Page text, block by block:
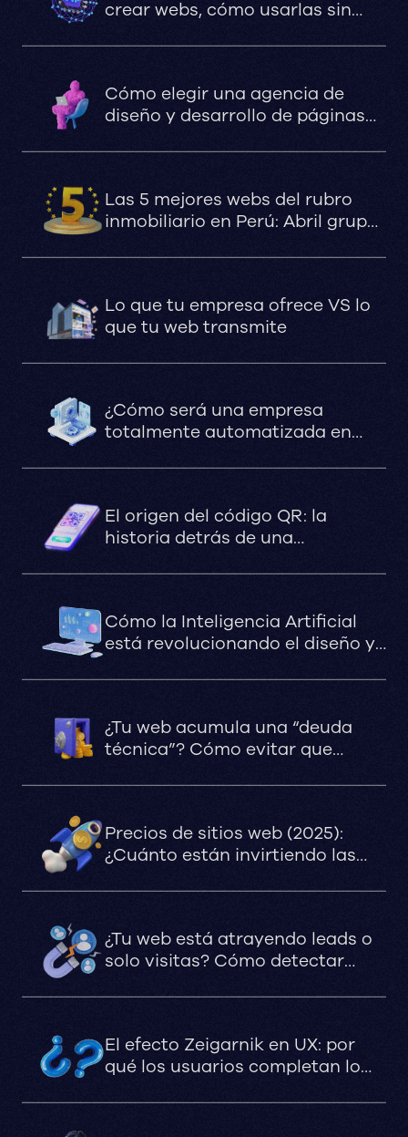
crear webs, cómo usarlas sin
velocidad ni la estabilidad
Cómo elegir una agencia de
diseño y desarrollo de páginas
Las 5 mejores webs del rubro
inmobiliario en Perú: Abril grupo
DLPS arquitectos, Senda,
Lo que tu empresa ofrece VS lo
que tu web transmite
¿Cómo será una empresa
totalmente automatizada en
El origen del código QR: la
historia detrás de una
Cómo la Inteligencia Artificial
está revolucionando el diseño y
marketing digital
¿Tu web acumula una “deuda
técnica”? Cómo evitar que
que gana tu negocio.
Precios de sitios web (2025):
¿Cuánto están invirtiendo las
¿Tu web está atrayendo leads o
solo visitas? Cómo detectar
afectan tu conversión
El efecto Zeigarnik en UX: por
qué los usuarios completan lo